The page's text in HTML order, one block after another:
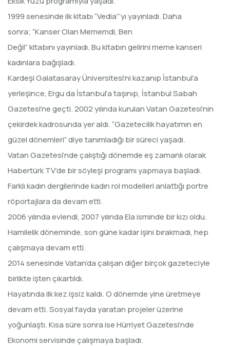
1999 senesinde ilk kitabı “Vedia”’yı yayınladı. Daha
sonra; “Kanser Olan Mememdi, Ben
Değil” kitabını yayınladı. Bu kitabın gelirini meme kanseri
kadınlara bağışladı.
Kardeşi Galatasaray Üniversitesi’ni kazanıp İstanbul’a
yerleşince, Ergu da İstanbul’a taşınıp, İstanbul Sabah
Gazetesi’ne geçti. 2002 yılında kurulan Vatan Gazetesi’nin
çekirdek kadrosunda yer aldı. “Gazetecilik hayatımın en
güzel dönemleri” diye tanımladığı bir süreci yaşadı.
Vatan Gazetesi’nde çalıştığı dönemde eş zamanlı olarak
Habertürk TV’de bir söyleşi programı yapmaya başladı.
Farklı kadın dergilerinde kadın rol modelleri anlattığı portre
röportajlara da devam etti.
2006 yılında evlendi, 2007 yılında Ela isminde bir kızı oldu.
Hamilelik döneminde, son güne kadar işini bırakmadı, hep
çalışmaya devam etti.
2014 senesinde Vatan’da çalışan diğer birçok gazeteciyle
birlikte işten çıkartıldı.
Hayatında ilk kez işsiz kaldı. O dönemde yine üretmeye
devam etti. Sosyal fayda yaratan projeler üzerine
yoğunlaştı. Kısa süre sonra ise Hürriyet Gazetesi’nde
Ekonomi servisinde çalışmaya başladı.